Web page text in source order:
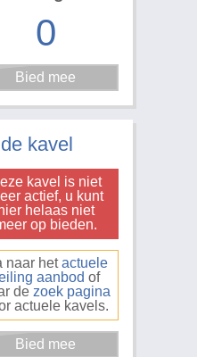
0
kavel
kavel is niet
actief, u kunt
hier helaas niet
op bieden.
naar hetactuele
aanbod of
de zoek pagina
actuele kavels.